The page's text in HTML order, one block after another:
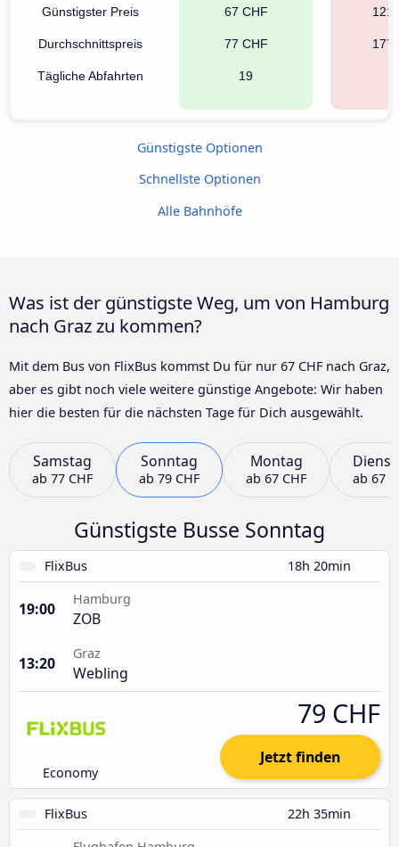
Günstigster Preis
Durchschnittspreis
Tägliche Abfahrten
67 CHF
77 CHF
19
121
177
Günstigste Optionen
Schnellste Optionen
Alle Bahnhöfe
Was ist der günstigste Weg, um von Hamburg
nach Graz zu kommen?
Mit dem Bus von FlixBus kommst Du für nur 67 CHF nach Graz,
aber es gibt noch viele weitere günstige Angebote: Wir haben
hier die besten für die nächsten Tage für Dich ausgewählt.
Samstag
ab 77 CHF
Sonntag
ab 79 CHF
Montag
ab 67 CHF ab 67
Günstigste Busse Sonntag
FlixBus 18h 20min
19:00
Hamburg
ZOB
13:20
Graz
Webling
Economy
79 CHF
Jetzt finden
FlixBus 22h 35min